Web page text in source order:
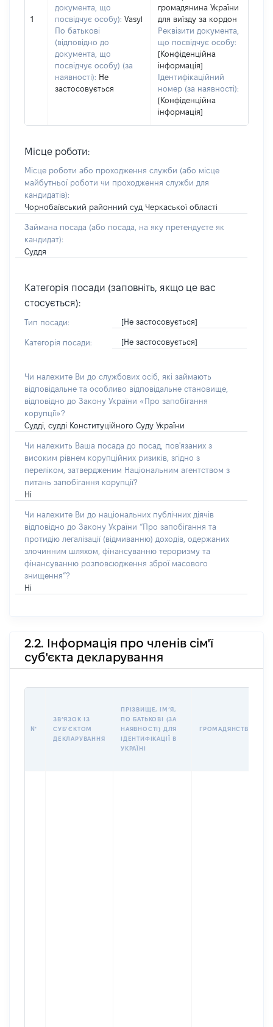
1
документа, що
посвідчує особу): Vasyl
По батькові
(відповідно до
документа, що
посвідчує особу) (за
наявності): Не
застосовується
громадянина України
для виїзду за кордон
Реквізити документа,
що посвідчує особу:
[Конфіденційна
інформація]
Ідентифікаційний
номер (за наявності):
[Конфіденційна
інформація]
Місце роботи:
Місце роботи або проходження служби (або місце
майбутньої роботи чи проходження служби для
кандидатів):
Чорнобаївський районний суд Черкаської області
Займана посада (або посада, на яку претендуєте як
кандидат):
Суддя
Категорія посади (заповніть, якщо це вас
стосується):
Тип посади: [Не застосовується]
Категорія посади: [Не застосовується]
Чи належите Ви до службових осіб, які займають
відповідальне та особливо відповідальне становище,
відповідно до Закону України «Про запобігання
корупції»?
Судді, судді Конституційного Суду України
Чи належить Ваша посада до посад, пов'язаних з
високим рівнем корупційних ризиків, згідно з
переліком, затвердженим Національним агентством з
питань запобігання корупції?
Ні
Чи належите Ви до національних публічних діячів
відповідно до Закону України “Про запобігання та
протидію легалізації (відмиванню) доходів, одержаних
злочинним шляхом, фінансуванню тероризму та
фінансуванню розповсюдження зброї масового
знищення”?
Ні
2.2. Інформація про членів сім'ї
суб'єкта декларування
№
ЗВʼЯЗОК ІЗ
СУБʼЄКТОМ
ДЕКЛАРУВАННЯ
ПРІЗВИЩЕ, ІМʼЯ,
ПО БАТЬКОВІ (ЗА
НАЯВНОСТІ) ДЛЯ
ІДЕНТИФІКАЦІЇ В
УКРАЇНІ
ГРОМАДЯНСТВО